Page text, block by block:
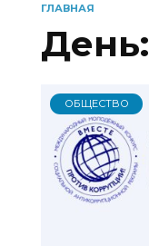
ГЛАВНАЯ
День:
ОБЩЕСТВО